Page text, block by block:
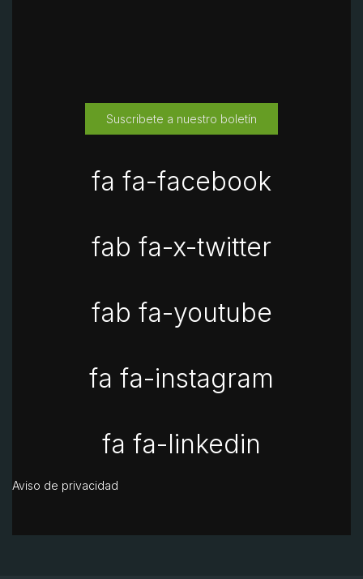
Suscribete a nuestro boletín
fa fa-facebook
fab fa-x-twitter
fab fa-youtube
fa fa-instagram
fa fa-linkedin
Aviso de privacidad